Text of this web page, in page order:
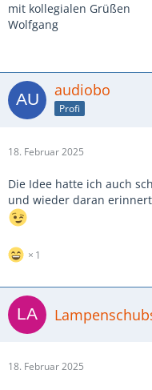
mit kollegialen Grüßen
Wolfgang
audiobo
Profi
18. Februar 2025
Die Idee hatte ich auch
und wieder daran
1
18. Februar 2025